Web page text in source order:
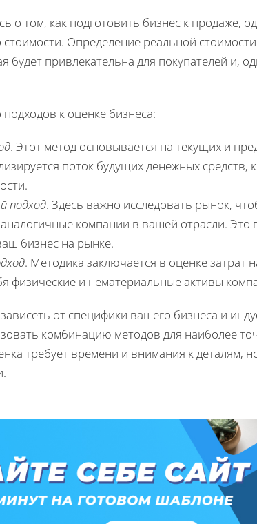
о том, как подготовить бизнес к продаже,
стоимости. Определение реальной
будет привлекательна для покупателей и,
к оценке бизнеса:
. Этот метод основывается на текущих и
поток будущих денежных средств,
подход. Здесь важно исследовать рынок,
компании в вашей отрасли. Это
бизнес на рынке.
. Методика заключается в оценке затрат
физические и нематериальные активы
от специфики вашего бизнеса и
комбинацию методов для наиболее
требует времени и внимания к деталям,